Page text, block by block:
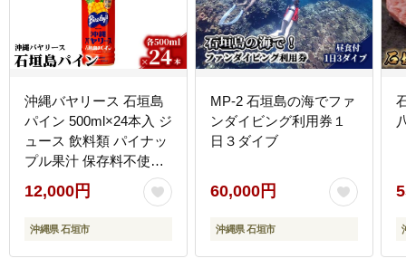
沖縄バヤリース 石垣島
パイン 500ml×24本入 ジ
ュース 飲料類 パイナッ
プル果汁 保存料不使
用 詰め合わせ セット
1ケース AO-3
12,000円
沖縄県 石垣市
MP-2 石垣島の海でファ
ンダイビング利用券１
日３ダイブ
60,000円
沖縄県 石垣市